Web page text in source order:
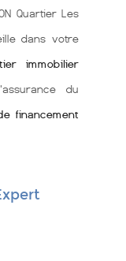
Quartier Les
dans votre
immobilier
du
financement